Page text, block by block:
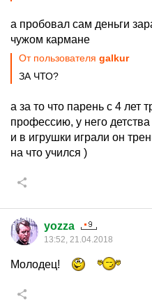
а пробовал сам деньги
чужом кармане
От пользователя galkur
ЗА ЧТО?
а за то что парень с 4 лет
профессию, у него
и в игрушки играли он
на что учился )
yozza
13:52, 21.04.2018
Молодец!